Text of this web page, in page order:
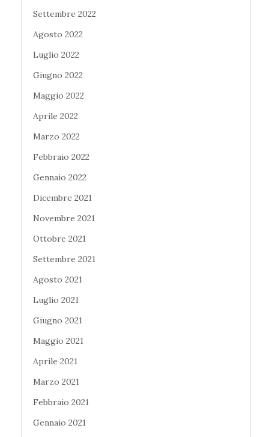
Settembre 2022
Agosto 2022
Luglio 2022
Giugno 2022
Maggio 2022
Aprile 2022
Marzo 2022
Febbraio 2022
Gennaio 2022
Dicembre 2021
Novembre 2021
Ottobre 2021
Settembre 2021
Agosto 2021
Luglio 2021
Giugno 2021
Maggio 2021
Aprile 2021
Marzo 2021
Febbraio 2021
Gennaio 2021